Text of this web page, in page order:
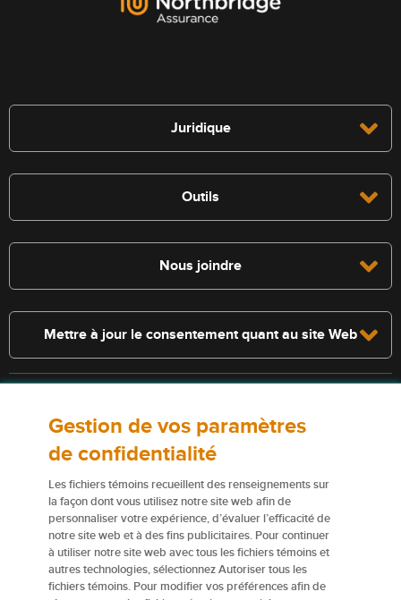
Juridique
Outils
Nous joindre
Mettre à jour le consentement quant au site Web
s’appliquent. Les services décrits sur le présent site Web ne
constituent pas des polices d’assurance, et certaines polices n’y sont
pas admissibles.
Pour obtenir de plus amples renseignements sur nos services ou nos
assureurs, veuillez consulter lesConditions d’utilisation
Certains éléments de contenu du présent site Web sont des marques
de commerce ou des appellations commerciales de la Corporation
financière Northbridge (ou de ses sociétés affiliées); elles sont
Gestion de vos paramètres
de confidentialité
Les fichiers témoins recueillent des renseignements sur
la façon dont vous utilisez notre site web afin de
personnaliser votre expérience, d’évaluer l’efficacité de
notre site web et à des fins publicitaires. Pour continuer
à utiliser notre site web avec tous les fichiers témoins et
autres technologies, sélectionnez Autoriser tous les
fichiers témoins. Pour modifier vos préférences afin de